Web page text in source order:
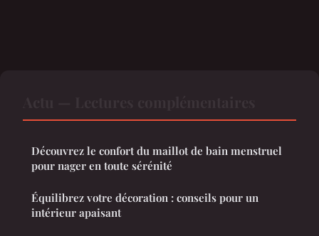
Découvrez le confort du maillot de bain menstruel
pour nager en toute sérénité
Équilibrez votre décoration : conseils pour un
intérieur apaisant